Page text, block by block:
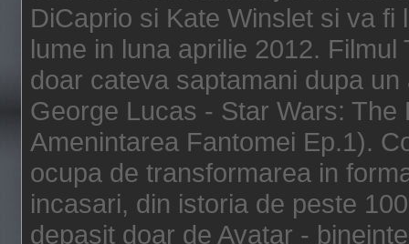
DiCaprio si Kate Winslet si va
lume in luna aprilie 2012.
doar cateva saptamani dupa
George Lucas - Star Wars:
Amenintarea Fantomei Ep.1).
ocupa de transformarea in
incasari, din istoria de peste
depasit doar de Avatar -